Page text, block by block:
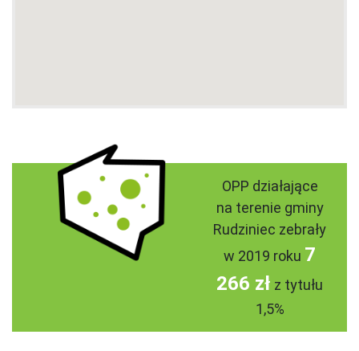
OPP działające
na terenie gminy
Rudziniec zebrały
w 2019 roku 7
266 zł z tytułu
1,5%